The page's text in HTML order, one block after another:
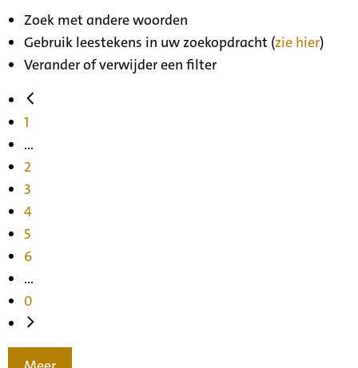
Zoek met andere woorden
Gebruik leestekens in uw zoekopdracht (zie hier)
Verander of verwijder een filter
1
...
2
3
4
5
6
...
0